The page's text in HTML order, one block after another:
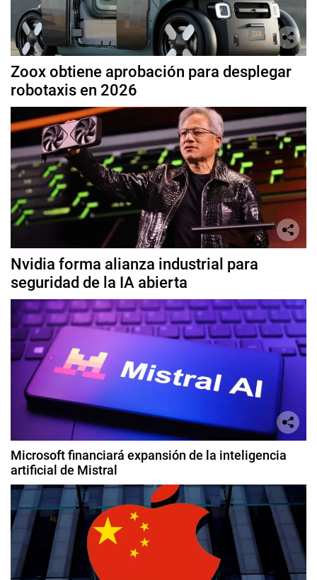
Zoox obtiene aprobación para desplegar
robotaxis en 2026
Nvidia forma alianza industrial para
seguridad de la IA abierta
Microsoft financiará expansión de la inteligencia
artificial de Mistral